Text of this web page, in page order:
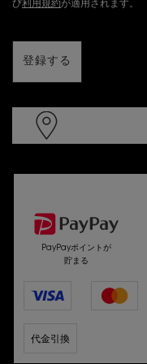
び利用規約が適用されます。
登録する
PayPayポイントが
貯まる
代金引換